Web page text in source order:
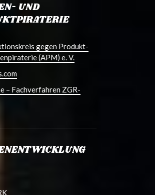
UND
gegen Produkt-
(APM) e. V.
– Fachverfahren ZGR-